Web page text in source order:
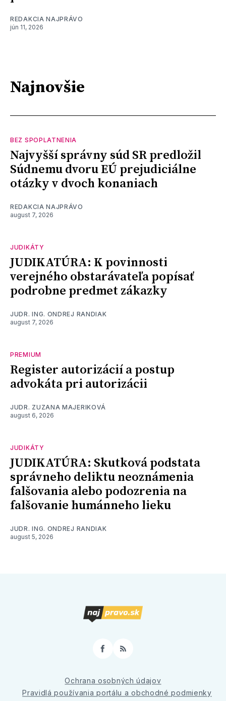
REDAKCIA NAJPRÁVO
jún 11, 2026
Najnovšie
BEZ SPOPLATNENIA
Najvyšší správny súd SR predložil
Súdnemu dvoru EÚ prejudiciálne
otázky v dvoch konaniach
REDAKCIA NAJPRÁVO
august 7, 2026
JUDIKÁTY
JUDIKATÚRA: K povinnosti
verejného obstarávateľa popísať
podrobne predmet zákazky
JUDR. ING. ONDREJ RANDIAK
august 7, 2026
PREMIUM
Register autorizácií a postup
advokáta pri autorizácii
JUDR. ZUZANA MAJERIKOVÁ
august 6, 2026
JUDIKÁTY
JUDIKATÚRA: Skutková podstata
správneho deliktu neoznámenia
falšovania alebo podozrenia na
falšovanie humánneho lieku
JUDR. ING. ONDREJ RANDIAK
august 5, 2026
Facebook
RSS
Ochrana osobných údajov
Pravidlá používania portálu a obchodné podmienky